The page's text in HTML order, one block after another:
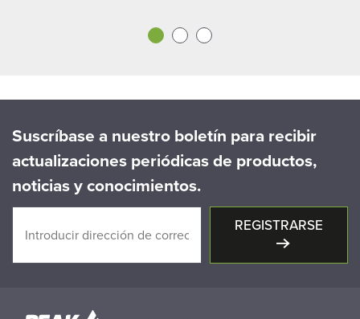
Suscríbase a nuestro boletín para recibir
actualizaciones periódicas de productos,
noticias y conocimientos.
REGISTRARSE